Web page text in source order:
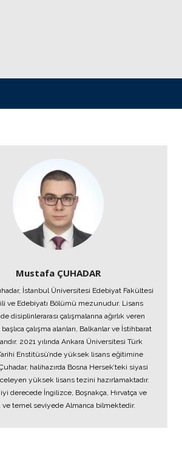
Mustafa ÇUHADAR
İstanbul Üniversitesi Edebiyat Fakültesi
ve Edebiyatı Bölümü mezunudur. Lisans
disiplinlerarası çalışmalarına ağırlık veren
çalışma alanları, Balkanlar ve İstihbarat
2021 yılında Ankara Üniversitesi Türk
Enstitüsü’nde yüksek lisans eğitimine
halihazırda Bosna Hersek’teki siyasi
yüksek lisans tezini hazırlamaktadır.
derecede İngilizce, Boşnakça, Hırvatça ve
ve temel seviyede Almanca bilmektedir.